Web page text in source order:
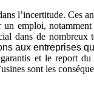
l’incertitude. Ces
emploi,
dans de nombreux
aux entreprises
et le report
sont les